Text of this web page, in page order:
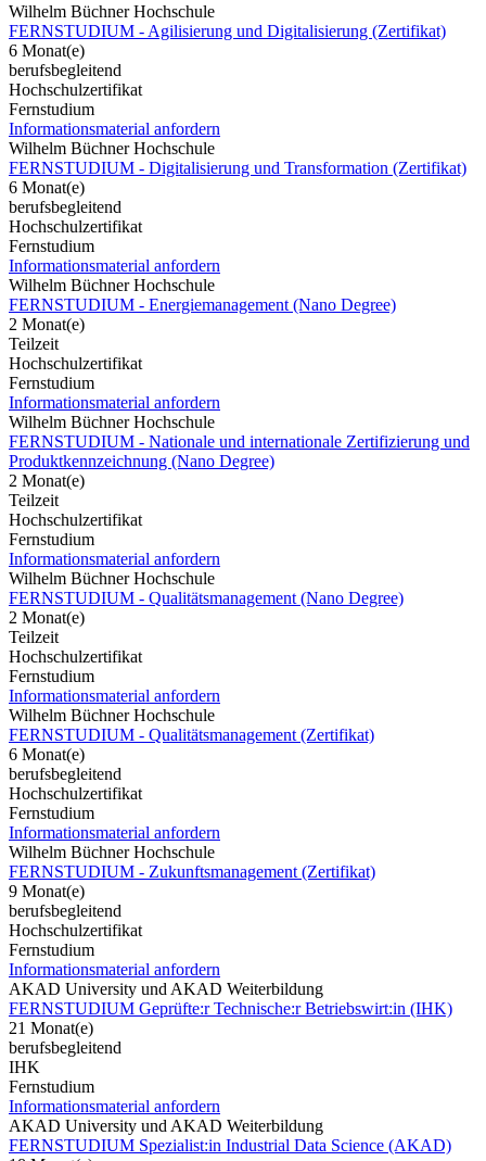
Wilhelm Büchner Hochschule
FERNSTUDIUM - Agilisierung und Digitalisierung (Zertifikat)
6 Monat(e)
berufsbegleitend
Hochschulzertifikat
Fernstudium
Informationsmaterial anfordern
Wilhelm Büchner Hochschule
FERNSTUDIUM - Digitalisierung und Transformation (Zertifikat)
6 Monat(e)
berufsbegleitend
Hochschulzertifikat
Fernstudium
Informationsmaterial anfordern
Wilhelm Büchner Hochschule
FERNSTUDIUM - Energiemanagement (Nano Degree)
2 Monat(e)
Teilzeit
Hochschulzertifikat
Fernstudium
Informationsmaterial anfordern
Wilhelm Büchner Hochschule
FERNSTUDIUM - Nationale und internationale Zertifizierung und
Produktkennzeichnung (Nano Degree)
2 Monat(e)
Teilzeit
Hochschulzertifikat
Fernstudium
Informationsmaterial anfordern
Wilhelm Büchner Hochschule
FERNSTUDIUM - Qualitätsmanagement (Nano Degree)
2 Monat(e)
Teilzeit
Hochschulzertifikat
Fernstudium
Informationsmaterial anfordern
Wilhelm Büchner Hochschule
FERNSTUDIUM - Qualitätsmanagement (Zertifikat)
6 Monat(e)
berufsbegleitend
Hochschulzertifikat
Fernstudium
Informationsmaterial anfordern
Wilhelm Büchner Hochschule
FERNSTUDIUM - Zukunftsmanagement (Zertifikat)
9 Monat(e)
berufsbegleitend
Hochschulzertifikat
Fernstudium
Informationsmaterial anfordern
AKAD University und AKAD Weiterbildung
FERNSTUDIUM Geprüfte:r Technische:r Betriebswirt:in (IHK)
21 Monat(e)
berufsbegleitend
IHK
Fernstudium
Informationsmaterial anfordern
AKAD University und AKAD Weiterbildung
FERNSTUDIUM Spezialist:in Industrial Data Science (AKAD)